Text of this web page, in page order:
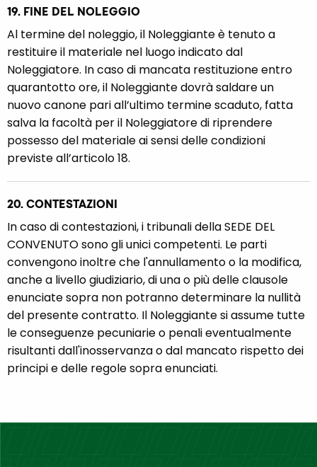
19. FINE DEL NOLEGGIO
Al termine del noleggio, il Noleggiante è tenuto a
restituire il materiale nel luogo indicato dal
Noleggiatore. In caso di mancata restituzione entro
quarantotto ore, il Noleggiante dovrà saldare un
nuovo canone pari all’ultimo termine scaduto, fatta
salva la facoltà per il Noleggiatore di riprendere
possesso del materiale ai sensi delle condizioni
previste all’articolo 18.
20. CONTESTAZIONI
In caso di contestazioni, i tribunali della SEDE DEL
CONVENUTO sono gli unici competenti. Le parti
convengono inoltre che l'annullamento o la modifica,
anche a livello giudiziario, di una o più delle clausole
enunciate sopra non potranno determinare la nullità
del presente contratto. Il Noleggiante si assume tutte
le conseguenze pecuniarie o penali eventualmente
risultanti dall'inosservanza o dal mancato rispetto dei
principi e delle regole sopra enunciati.